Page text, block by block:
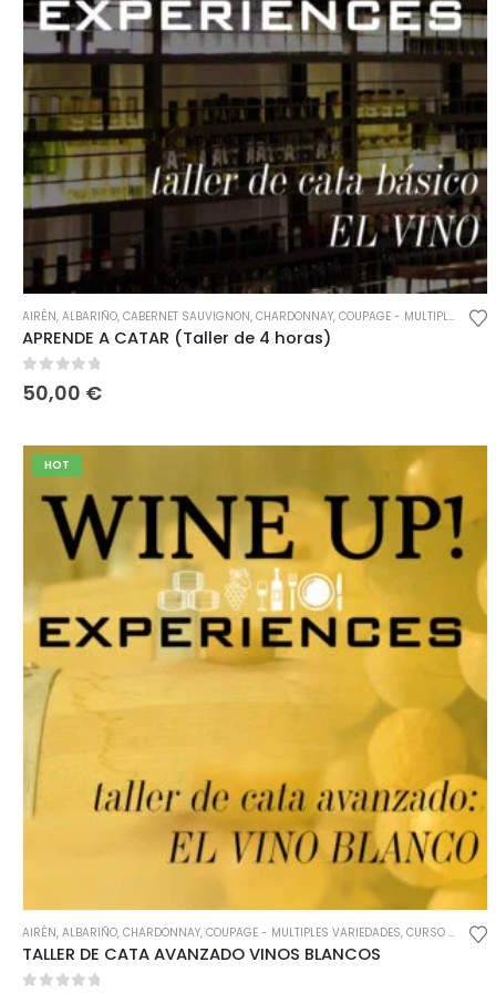
AIRÉN, ALBARIÑO, CABERNET SAUVIGNON, CHARDONNAY, COUPAGE - MULTIPLES VARIEDADES
APRENDE A CATAR (Taller de 4 horas)
out of 5
50,00 €
HOT
AIRÉN, ALBARIÑO, CHARDONNAY, COUPAGE - MULTIPLES VARIEDADES, CURSO DE CATA
TALLER DE CATA AVANZADO VINOS BLANCOS